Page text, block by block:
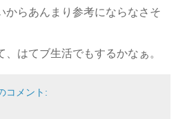
からあんまり参考にならなさそ
はてブ生活でもするかなぁ。
コメント: